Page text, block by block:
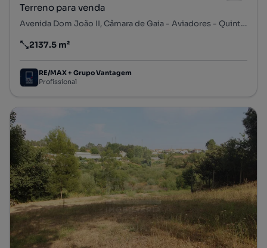
Terreno para venda
Avenida Dom João II, Câmara de Gaia - Aviadores - Quinta das Pedras, Mafamude e Vilar do Paraíso, Vila Nova de Gaia, Porto
Preço por metro quadrado
2137.5 m²
RE/MAX + Grupo Vantagem
Profissional